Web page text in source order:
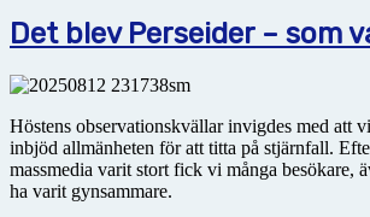
Det blev Perseider – som
Höstens observationskvällar invigdes med att
inbjöd allmänheten för att titta på stjärnfall.
massmedia varit stort fick vi många besökare,
ha varit gynsammare.